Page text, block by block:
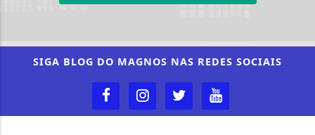
SIGA BLOG DO MAGNOS NAS REDES SOCIAIS